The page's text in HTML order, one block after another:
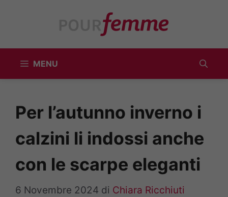
MENU
Per l’autunno inverno i
calzini li indossi anche
con le scarpe eleganti
6 Novembre 2024 di Chiara Ricchiuti